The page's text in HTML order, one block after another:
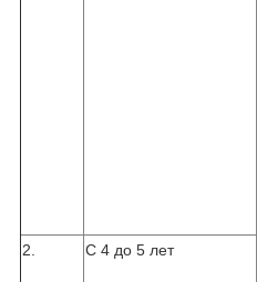
2. С 4 до 5 лет